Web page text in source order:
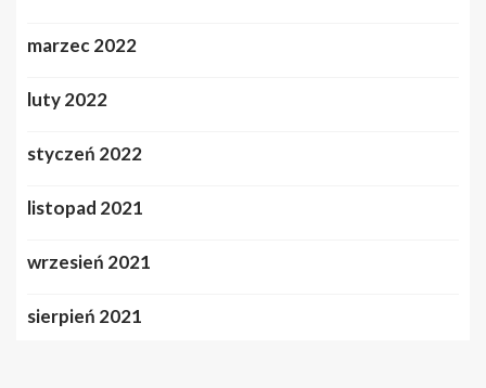
marzec 2022
luty 2022
styczeń 2022
listopad 2021
wrzesień 2021
sierpień 2021